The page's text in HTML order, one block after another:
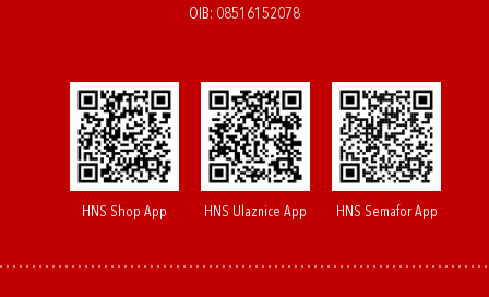
OIB: 08516152078
HNS Shop App HNS Ulaznice App HNS Semafor App